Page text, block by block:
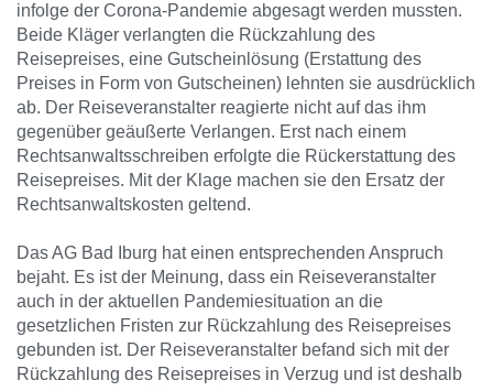
infolge der Corona-Pandemie abgesagt werden mussten.
Beide Kläger verlangten die Rückzahlung des
Reisepreises, eine Gutscheinlösung (Erstattung des
Preises in Form von Gutscheinen) lehnten sie ausdrücklich
ab. Der Reiseveranstalter reagierte nicht auf das ihm
gegenüber geäußerte Verlangen. Erst nach einem
Rechtsanwaltsschreiben erfolgte die Rückerstattung des
Reisepreises. Mit der Klage machen sie den Ersatz der
Rechtsanwaltskosten geltend.
Das AG Bad Iburg hat einen entsprechenden Anspruch
bejaht. Es ist der Meinung, dass ein Reiseveranstalter
auch in der aktuellen Pandemiesituation an die
gesetzlichen Fristen zur Rückzahlung des Reisepreises
gebunden ist. Der Reiseveranstalter befand sich mit der
Rückzahlung des Reisepreises in Verzug und ist deshalb